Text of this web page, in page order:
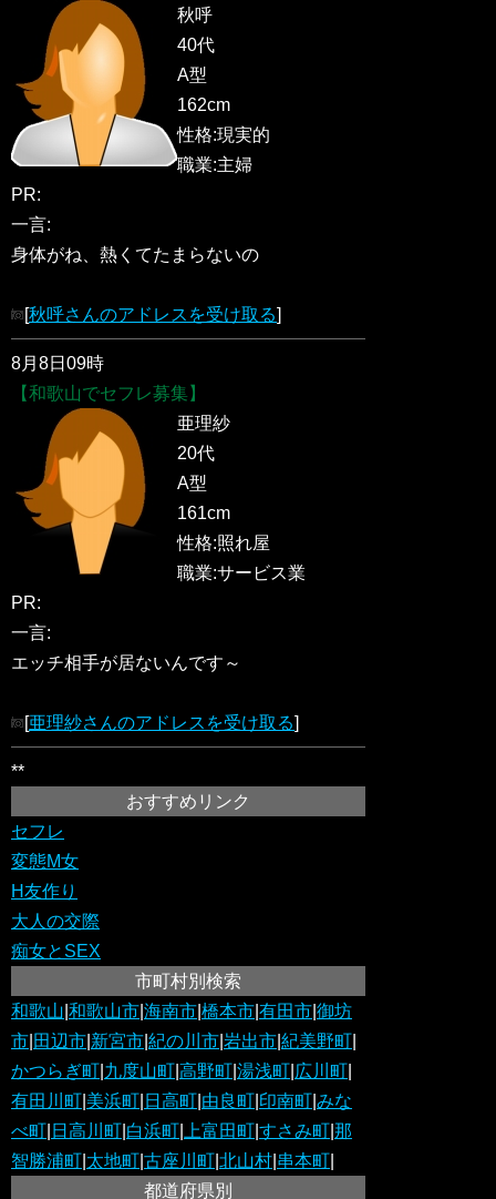
秋呼
40代
A型
162cm
性格:現実的
職業:主婦
PR:
一言:
身体がね、熱くてたまらないの
[秋呼さんのアドレスを受け取る]
8月8日09時
【和歌山でセフレ募集】
亜理紗
20代
A型
161cm
性格:照れ屋
職業:サービス業
PR:
一言:
エッチ相手が居ないんです～
[亜理紗さんのアドレスを受け取る]
**
おすすめリンク
セフレ
変態M女
H友作り
大人の交際
痴女とSEX
市町村別検索
和歌山 和歌山市 海南市 橋本市 有田市 御坊
市 田辺市 新宮市 紀の川市 岩出市 紀美野町
かつらぎ町 九度山町 高野町 湯浅町 広川町
有田川町 美浜町 日高町 由良町 印南町 みな
べ町 日高川町 白浜町 上富田町 すさみ町 那
智勝浦町 太地町 古座川町 北山村 串本町
都道府県別